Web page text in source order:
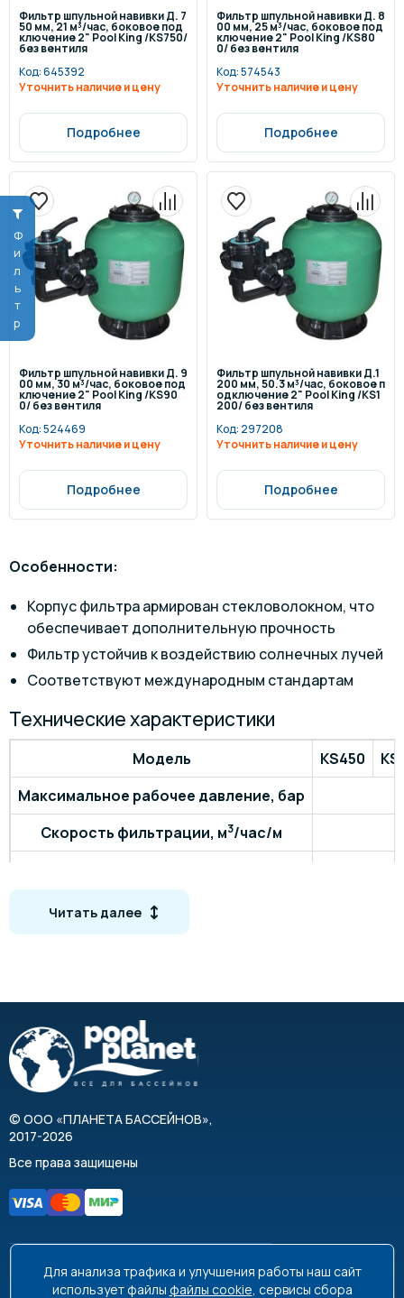
Фильтр
Фильтр шпульной навивки Д. 7
50 мм, 21 м³/час, боковое под
ключение 2" Pool King /KS750/
без вентиля
Код:645392
Уточнить наличие и цену
Подробнее
Фильтр шпульной навивки Д. 8
00 мм, 25 м³/час, боковое под
ключение 2" Pool King /KS80
0/ без вентиля
Код:574543
Уточнить наличие и цену
Подробнее
Фильтр шпульной навивки Д. 9
00 мм, 30 м³/час, боковое под
ключение 2" Pool King /KS90
0/ без вентиля
Код:524469
Уточнить наличие и цену
Подробнее
Фильтр шпульной навивки Д.1
200 мм, 50.3 м³/час, боковое п
одключение 2" Pool King /KS1
200/ без вентиля
Код: 297208
Уточнить наличие и цену
Подробнее
Особенности:
Корпус фильтра армирован стекловолокном, что
обеспечивает дополнительную прочность
Фильтр устойчив к воздействию солнечных лучей
Соответствуют международным стандартам
Технические характеристики
Модель KS450
Максимальное рабочее давление, бар
Скорость фильтрации, м3/час/м
Объём бассейна, м
Фракция песка, мм
Материал
Вентиль, насос и песчаная загрузка в комплект
поставки не входят, приобретаются отдельно.
Руководство по эксплуатации фильтров PoolKing
KS450-1400
Читать далее
© ООО «ПЛАНЕТА БАССЕЙНОВ»,
2017-2026
Все права защищены
8 495 663-99-48 8 800 350-99-08
Для анализа трафика и улучшения работы наш сайт
использует файлы файлы cookie, сервисы сбора